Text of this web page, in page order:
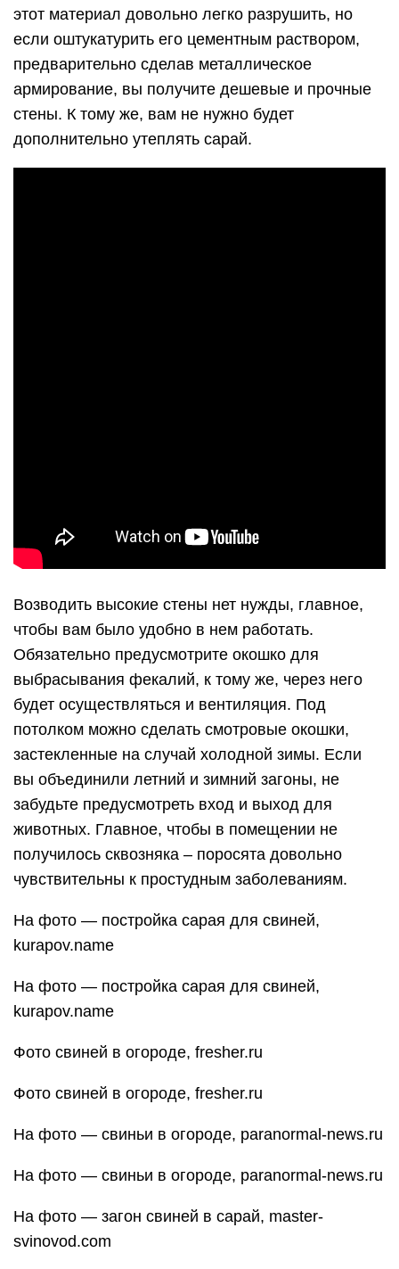
этот материал довольно легко разрушить, но
если оштукатурить его цементным раствором,
предварительно сделав металлическое
армирование, вы получите дешевые и прочные
стены. К тому же, вам не нужно будет
дополнительно утеплять сарай.
Возводить высокие стены нет нужды, главное,
чтобы вам было удобно в нем работать.
Обязательно предусмотрите окошко для
выбрасывания фекалий, к тому же, через него
будет осуществляться и вентиляция. Под
потолком можно сделать смотровые окошки,
застекленные на случай холодной зимы. Если
вы объединили летний и зимний загоны, не
забудьте предусмотреть вход и выход для
животных. Главное, чтобы в помещении не
получилось сквозняка – поросята довольно
чувствительны к простудным заболеваниям.
На фото — постройка сарая для свиней,
kurapov.name
На фото — постройка сарая для свиней,
kurapov.name
Фото свиней в огороде, fresher.ru
Фото свиней в огороде, fresher.ru
На фото — свиньи в огороде, paranormal-news.ru
На фото — свиньи в огороде, paranormal-news.ru
На фото — загон свиней в сарай, master-
svinovod.com